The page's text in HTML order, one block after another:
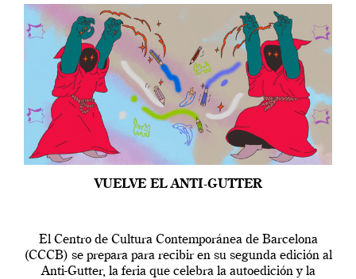
VUELVE EL ANTI-GUTTER
El Centro de Cultura Contemporánea de Barcelona
(CCCB) se prepara para recibir en su segunda edición al
Anti-Gutter, la feria que celebra la autoedición y la